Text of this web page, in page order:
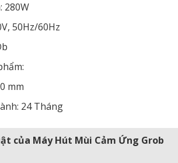
280W
50Hz/60Hz
mm
24 Tháng
của Máy Hút Mùi Cảm Ứng Grob